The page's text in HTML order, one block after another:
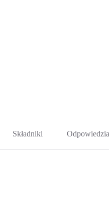
Składniki